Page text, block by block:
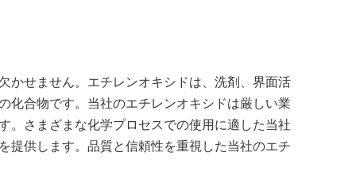
かせません。エチレンオキシドは、洗剤、界面活
化合物です。当社のエチレンオキシドは厳しい業
。さまざまな化学プロセスでの使用に適した当社
提供します。品質と信頼性を重視した当社のエチ